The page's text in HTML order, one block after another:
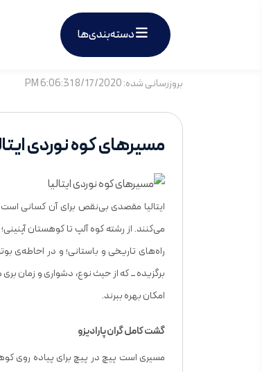
دسته‌بندی‌ها
بروزرسانی شده: 8/17/2020 6:06:31 PM
مسیرهای کوه نوردی
ایتالیا مقصدی بی‌نقص برای آن کسانی
می‌کنند. از رشته ‌کوه آلپ تا کوهستان
راه‌های تاریخی و باستانی؛ و در احاطه‌ی
برگزیده ــ که از حیث نوع، دشواری و زمان
امکان بهره ببرند.
گشت کامل گران پارادیزو
مسیری است پیچ ‌در پیچ برای پیاده‌ روی